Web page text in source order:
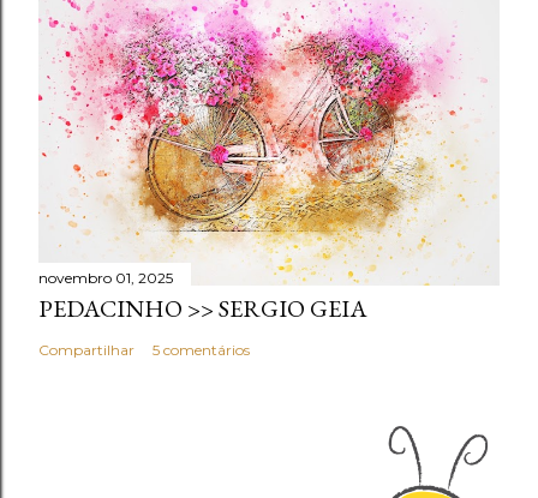
novembro 01, 2025
PEDACINHO >> SERGIO GEIA
Compartilhar 5 comentários